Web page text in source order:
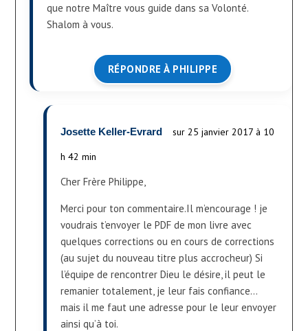
que notre Maître vous guide dans sa Volonté.
Shalom à vous.
RÉPONDRE À PHILIPPE
Josette Keller-Evrard
sur 25 janvier 2017 à 10
h 42 min
Cher Frère Philippe,
Merci pour ton commentaire.Il m’encourage ! je
voudrais t’envoyer le PDF de mon livre avec
quelques corrections ou en cours de corrections
(au sujet du nouveau titre plus accrocheur) Si
l’équipe de rencontrer Dieu le désire, il peut le
remanier totalement, je leur fais confiance…
mais il me faut une adresse pour le leur envoyer
ainsi qu’à toi.